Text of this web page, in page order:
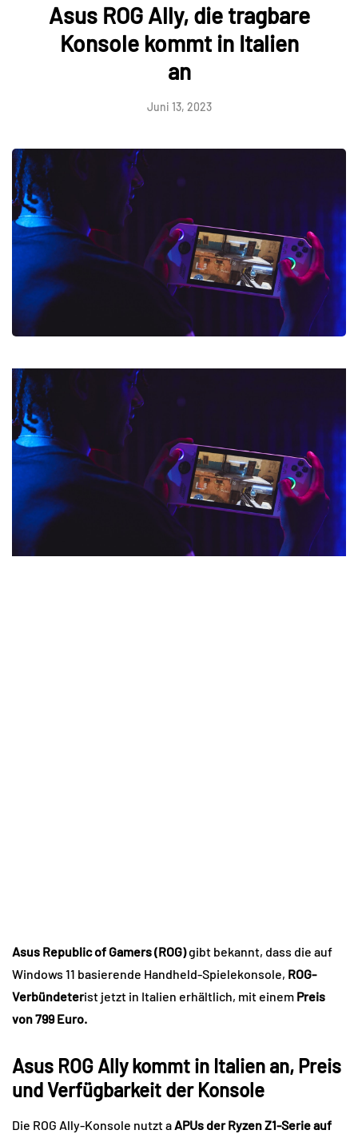
Asus ROG Ally, die tragbare
Konsole kommt in Italien
an
Juni 13, 2023
Asus Republic of Gamers (ROG)gibt bekannt, dass die auf
Windows 11 basierende Handheld-Spielekonsole, ROG-
Verbündeterist jetzt in Italien erhältlich, mit einem Preis
von 799 Euro.
Asus ROG Ally kommt in Italien an, Preis
und Verfügbarkeit der Konsole
Die ROG Ally-Konsole nutzt a APUs der Ryzen Z1-Serie auf